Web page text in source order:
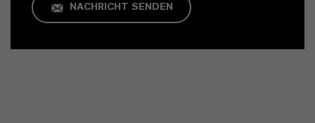
NACHRICHT SENDEN